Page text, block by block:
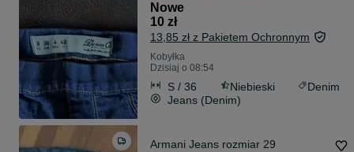
Nowe
10 zł
13,85 zł z Pakietem Ochronnym
Kobyłka
Dzisiaj o 08:54
S / 36 Niebieski
Denim
Jeans (Denim)
Armani Jeans rozmiar 29